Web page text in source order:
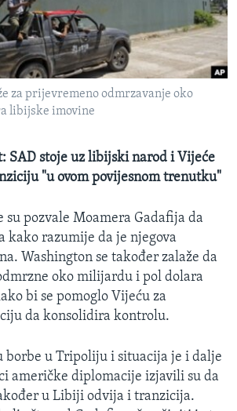
za prijevremeno odmrzavanje oko
libijske imovine
SAD stoje uz libijski narod i Vijeće
"u ovom povijesnom trenutku"
su pozvale Moamera Gadafija da
kako razumije da je njegova
Washington se također zalaže da
oko milijardu i pol dolara
bi se pomoglo Vijeću za
da konsolidira kontrolu.
borbe u Tripoliju i situacija je i dalje
američke diplomacije izjavili su da
u Libiji odvija i tranzicija.